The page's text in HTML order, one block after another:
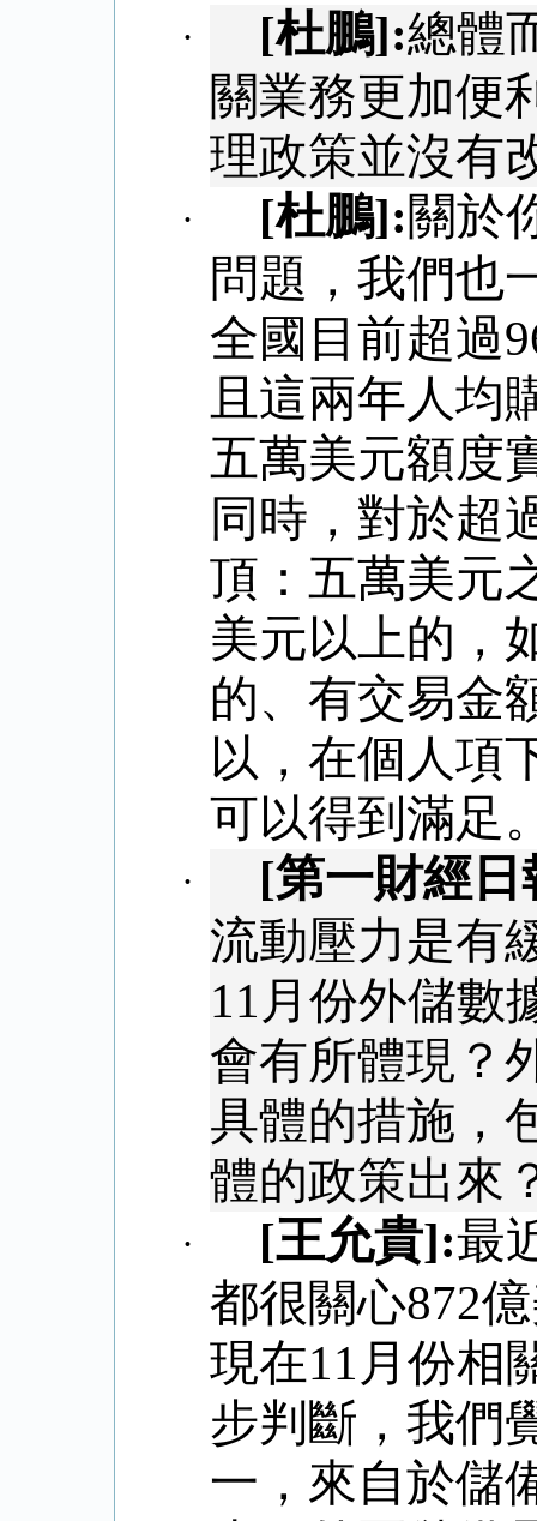
· [杜鵬]:總體
關業務更加便
理政策並沒有
· [杜鵬]:關於
問題，我們也
全國目前超過
且這兩年人均
五萬美元額度
同時，對於超
頂：五萬美元
美元以上的，
的、有交易金
以，在個人項
可以得到滿足
· [第一財經日
流動壓力是有
11 月份外儲數
會有所體現？
具體的措施，
體的政策出來
· [王允貴]:最
都很關心872
現在11 月份相
步判斷，我們
一，來自於儲